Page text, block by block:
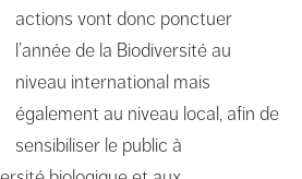
actions vont donc ponctuer
l’année de la Biodiversité au
niveau international mais
également au niveau local, afin de
sensibiliser le public à